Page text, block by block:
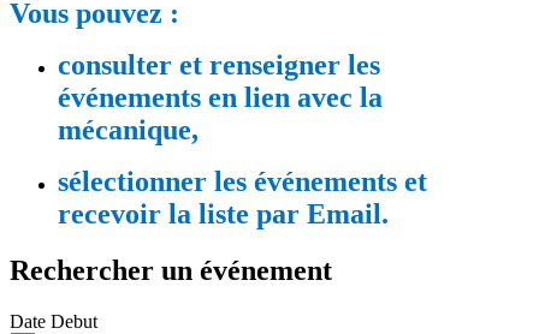
Vous pouvez :
consulter et renseigner les
événements en lien avec la
mécanique,
sélectionner les événements et
recevoir la liste par Email.
Rechercher un événement
Date Debut